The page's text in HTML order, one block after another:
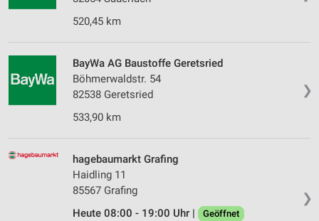
520,45 km
❯
BayWa AG Baustoffe Geretsried
Böhmerwaldstr. 54
82538 Geretsried
533,90 km
❯
hagebaumarkt Grafing
Haidling 11
85567 Grafing
Heute 08:00 - 19:00 Uhr |
Geöffnet
auf einem Endgerät
Erstellung von Profilen für personalisierte
Werbung
Verwendung von Profilen zur Auswahl
Erstellung von Profilen zur Personalisierung
von Inhalten
Verwendung von Profilen zur Auswahl
personalisierter Inhalte